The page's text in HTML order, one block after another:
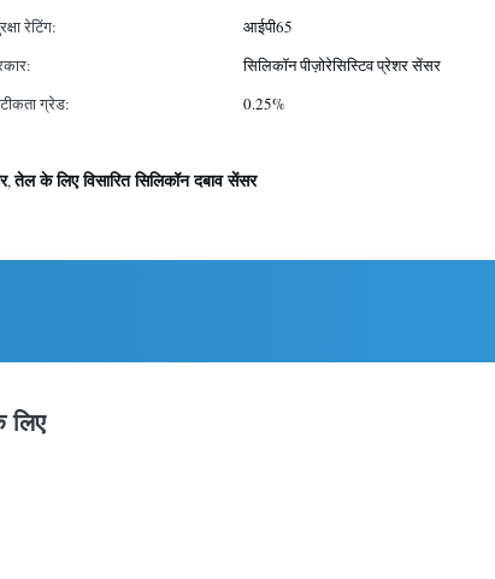
रेटिंग:
आईपी65
सिलिकॉन पीज़ोरेसिस्टिव प्रेशर सेंसर
ग्रेड:
0.25%
,तेल के लिए विसारित सिलिकॉन दबाव सेंसर
लिए